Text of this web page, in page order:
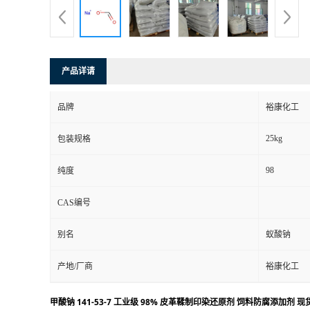
产品详请
品牌 裕康化工
包装规格 25kg
纯度 98
CAS编号
别名 蚁酸钠
产地/厂商 裕康化工
甲酸钠 141-53-7 工业级 98% 皮革鞣制印染还原剂 饲料防腐添加剂 现